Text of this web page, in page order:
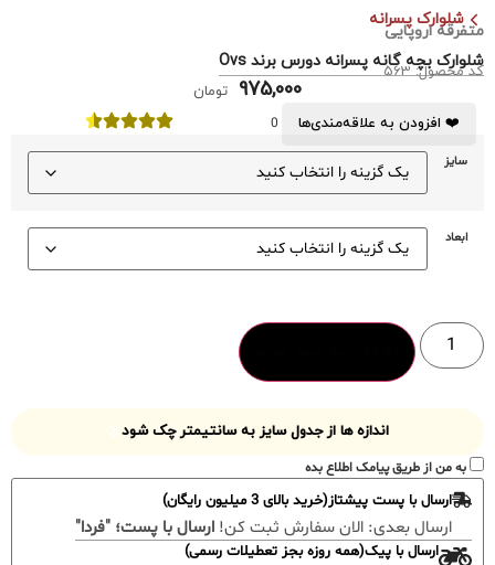
شلوارک پسرانه
متفرقه اروپایی
شلوارک بچه گانه پسرانه دورس برند Ovs
کد محصول: 563
975,000
تومان
❤️ افزودن به علاقه‌مندی‌ها
0
سایز
ابعاد
اندازه ها از جدول سایز به سانتیمتر چک شود
به من از طریق پیامک اطلاع بده
ارسال با پست پیشتاز(خرید بالای 3 میلیون رایگان)
ارسال بعدی: الان سفارش ثبت کن! ارسال با پست؛ "فردا"
ارسال با پیک(همه روزه بجز تعطیلات رسمی)